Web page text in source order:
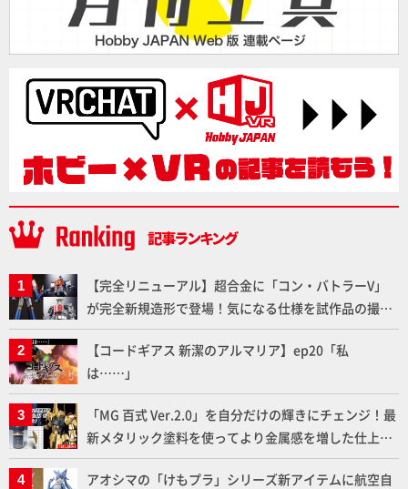
【完全リニューアル】超合金に「コン・バトラーV」
が完全新規造形で登場！気になる仕様を試作品の撮り
下ろしでご紹介!!さらに「大鉄人17」＆「ワンエイ
ト」セット情報もお届け！【超合金の魂】
【コードギアス 新潔のアルマリア】ep20「私
は……」
「MG 百式 Ver.2.0」を自分だけの輝きにチェンジ！最
新メタリック塗料を使ってより金属感を増した仕上が
りに!!【試し読み】
アオシマの「けもプラ」シリーズ新アイテムに航空自